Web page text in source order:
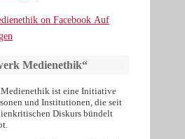
Auf
Medienethik“
Medienethik ist eine Initiative
und Institutionen, die seit
Diskurs bündelt